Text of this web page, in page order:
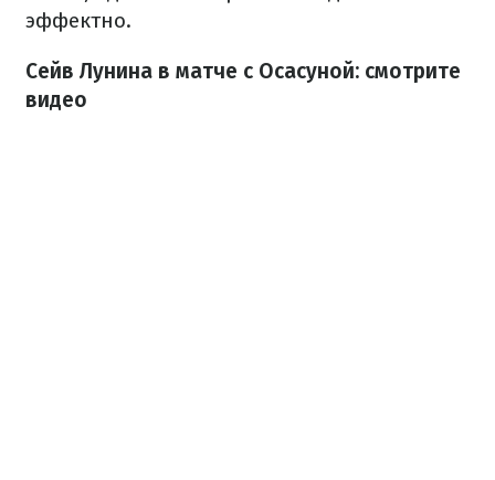
эффектно.
Сейв Лунина в матче с Осасуной: смотрите
видео